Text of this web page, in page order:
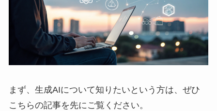
まず、生成AIについて知りたいという方は、ぜひ
こちらの記事を先にご覧ください。